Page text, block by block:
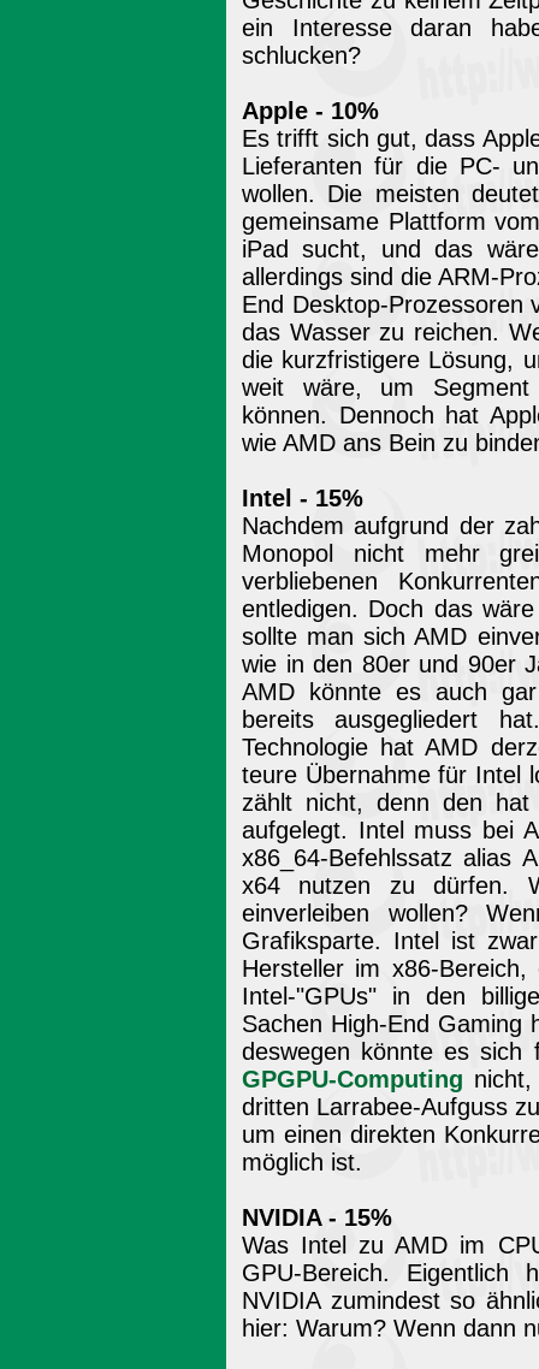
ein Interesse daran
schlucken?
Apple - 10%
Es trifft sich gut, dass
Lieferanten für die PC-
wollen. Die meisten
gemeinsame Plattform
iPad sucht, und das
allerdings sind die ARM-
End Desktop-Prozessoren
das Wasser zu reichen.
die kurzfristigere Lösung,
weit wäre, um Segment
können. Dennoch hat
wie AMD ans Bein zu
Intel - 15%
Nachdem aufgrund der
Monopol nicht mehr
verbliebenen
entledigen. Doch das
sollte man sich AMD
wie in den 80er und 90er
AMD könnte es auch
bereits ausgegliedert
Technologie hat AMD
teure Übernahme für Intel
zählt nicht, denn den hat
aufgelegt. Intel muss bei
x86_64-Befehlssatz alias
x64 nutzen zu dürfen.
einverleiben wollen?
Grafiksparte. Intel ist
Hersteller im x86-
Intel-"GPUs" in den
Sachen High-End Gaming
deswegen könnte es sich
GPGPU-Computing
dritten Larrabee-Aufguss
um einen direkten
möglich ist.
NVIDIA - 15%
Was Intel zu AMD im
GPU-Bereich.
NVIDIA zumindest so
hier: Warum? Wenn dann